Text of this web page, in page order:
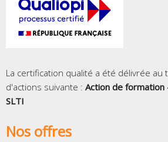
La certification qualité a été délivrée au
d'actions suivante : Action de formation
SLTI
Nos offres